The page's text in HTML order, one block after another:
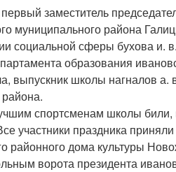
заместитель
муниципального района
социальной сферы бухова и.
образования
выпускник школы нагналов а.
спортсменам школы били,
участники праздника
районного дома культуры
ворота президента